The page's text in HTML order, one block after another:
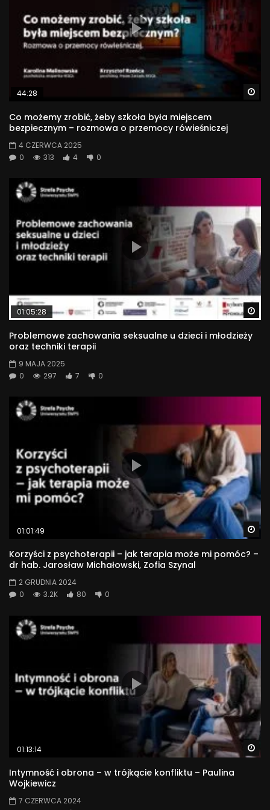
44:28
Co możemy zrobić, żeby szkoła była miejscem
bezpiecznym – rozmowa o przemocy rówieśniczej
4 CZERWCA 2025
0
313 4 0
01:05:28
Problemowe zachowania seksualne u dzieci i młodzieży
oraz techniki terapii
9 MAJA 2025
0
297 7 0
01:01:49
Korzyści z psychoterapii – jak terapia może mi pomóc? –
dr hab. Jarosław Michałowski, Zofia Szynal
2 GRUDNIA 2024
0
3.2K 80 0
01:13:14
Intymność i obrona – w trójkącie konfliktu – Paulina
Wojkiewicz
7 CZERWCA 2024